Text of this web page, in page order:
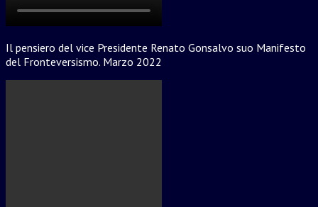
Il pensiero del vice Presidente Renato Gonsalvo suo Manifesto
del Fronteversismo. Marzo 2022